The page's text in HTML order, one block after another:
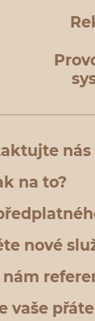
nás
na to?
nové
nám
vaše